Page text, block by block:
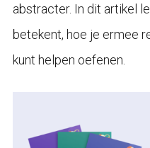
abstracter. In dit artikel
betekent, hoe je ermee
kunt helpen oefenen.